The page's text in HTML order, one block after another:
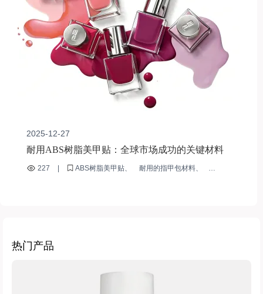
2025-12-27
耐用ABS树脂美甲贴：全球市场成功的关键材料
227 ABS树脂美甲贴
耐用的指甲包材料
热门产品